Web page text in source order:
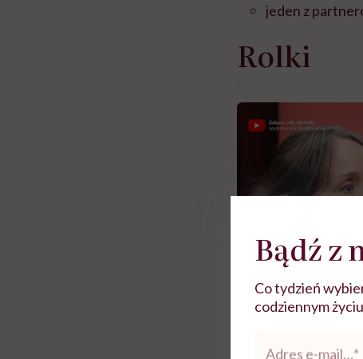
jeden z
Rolki
Bądź z
Co tydzień
codziennym